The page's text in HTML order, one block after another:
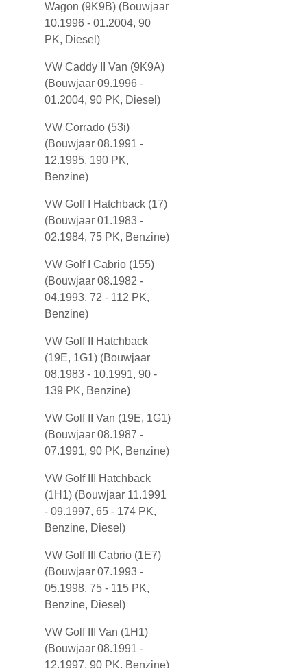
Wagon (9K9B) (Bouwjaar
10.1996 - 01.2004, 90
PK, Diesel)
VW Caddy II Van (9K9A)
(Bouwjaar 09.1996 -
01.2004, 90 PK, Diesel)
VW Corrado (53i)
(Bouwjaar 08.1991 -
12.1995, 190 PK,
Benzine)
VW Golf I Hatchback (17)
(Bouwjaar 01.1983 -
02.1984, 75 PK, Benzine)
VW Golf I Cabrio (155)
(Bouwjaar 08.1982 -
04.1993, 72 - 112 PK,
Benzine)
VW Golf II Hatchback
(19E, 1G1) (Bouwjaar
08.1983 - 10.1991, 90 -
139 PK, Benzine)
VW Golf II Van (19E, 1G1)
(Bouwjaar 08.1987 -
07.1991, 90 PK, Benzine)
VW Golf III Hatchback
(1H1) (Bouwjaar 11.1991
- 09.1997, 65 - 174 PK,
Benzine, Diesel)
VW Golf III Cabrio (1E7)
(Bouwjaar 07.1993 -
05.1998, 75 - 115 PK,
Benzine, Diesel)
VW Golf III Van (1H1)
(Bouwjaar 08.1991 -
12.1997, 90 PK, Benzine)